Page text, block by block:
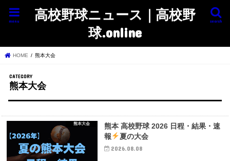
高校野球ニュース｜高校野
球.online
search
menu
HOME 熊本大会
熊本大会
熊本大会
熊本 高校野球 2026 日程・結果・速
報
夏の大会
2026.08.08